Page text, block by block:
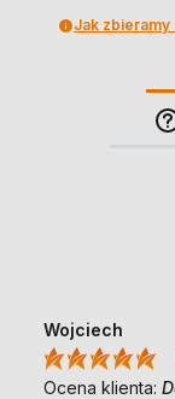
Jak zbieramy
Wojciech
Ocena klienta: